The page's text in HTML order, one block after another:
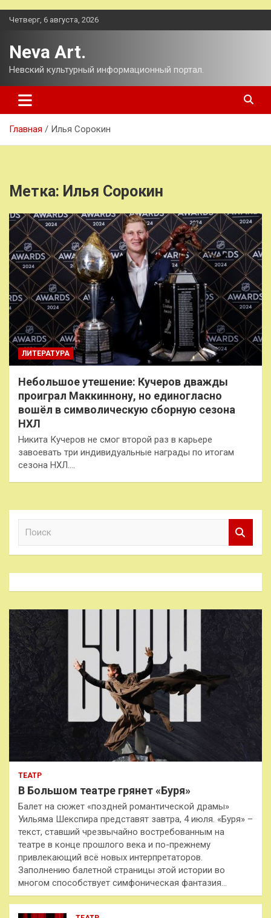
Перейти
Четверг, 6 августа, 2026
Neva Art.
Невский культурный информационный портал.
Главная Илья Сорокин
Метка: Илья Сорокин
ЛИТЕРАТУРА
Небольшое утешение: Кучеров дважды
проиграл Маккиннону, но единогласно
вошёл в символическую сборную сезона
НХЛ
Никита Кучеров не смог второй раз в карьере
завоевать три индивидуальные награды по итогам
сезона НХЛ.…
к
ТЕАТР
В Большом театре грянет «Буря»
Балет на сюжет «поздней романтической драмы»
Уильяма Шекспира представят завтра, 4 июля. «Буря» –
текст, ставший чрезвычайно востребованным на
театре в конце прошлого века и по-прежнему
привлекающий всё новых интерпретаторов.
Заполнению балетной страницы этой истории во
многом способствует симфоническая фантазия…